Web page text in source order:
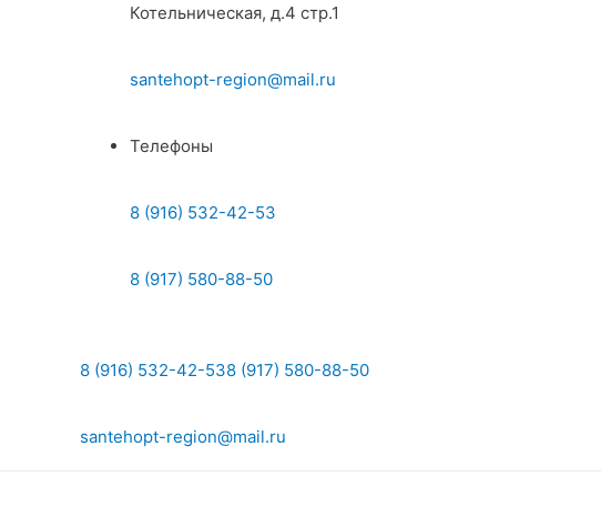
Котельническая, д.4 стр.1
santehopt-region@mail.ru
Телефоны
8 (916) 532-42-53
8 (917) 580-88-50
8 (916) 532-42-538 (917) 580-88-50
santehopt-region@mail.ru